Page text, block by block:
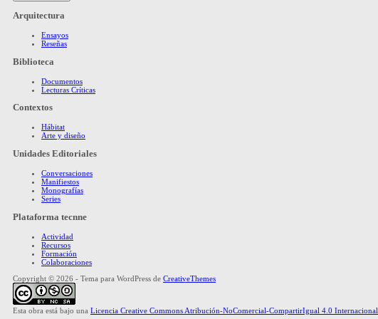
Arquitectura
Ensayos
Reseñas
Biblioteca
Documentos
Lecturas Críticas
Contextos
Hábitat
Arte y diseño
Unidades Editoriales
Conversaciones
Manifiestos
Monografías
Series
Plataforma tecnne
Actividad
Recursos
Formación
Colaboraciones
Copyright © 2026 - Tema para WordPress de CreativeThemes
Esta obra está bajo una Licencia Creative Commons Atribución-NoComercial-CompartirIgual 4.0 Internacional